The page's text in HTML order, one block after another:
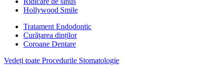
Hollywood Smile
Tratament Endodontic
Curățarea dinților
Coroane Dentare
Vedeți toate Procedurile Stomatologie